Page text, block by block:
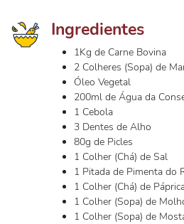
Ingredientes
1Kg de Carne Bovina
2 Colheres (Sopa) de
Óleo Vegetal
200ml de Água da
1 Cebola
3 Dentes de Alho
80g de Picles
1 Colher (Chá) de Sal
1 Pitada de Pimenta do
1 Colher (Chá) de
1 Colher (Sopa) de
1 Colher (Sopa) de